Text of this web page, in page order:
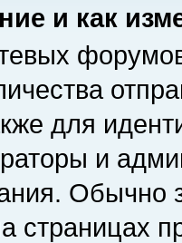
и как
для
и
Обычно
страницах